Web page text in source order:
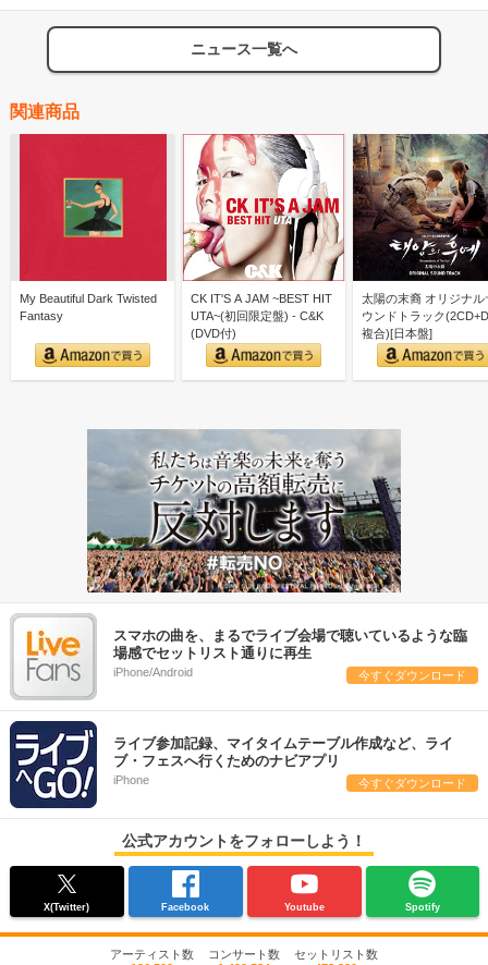
ニュース一覧へ
関連商品
My Beautiful Dark Twisted
Fantasy
CK IT'S A JAM ~BEST HIT
UTA~(初回限定盤) - C&K
(DVD付)
太陽の末裔 オリジナル
ウンドトラック
複合)[日本盤]
スマホの曲を、まるでライブ会場で聴いているような臨
場感でセットリスト通りに再生
iPhone/Android 今すぐダウンロード
ライブ参加記録、マイタイムテーブル作成など、ライ
ブ・フェスへ行くためのナビアプリ
iPhone 今すぐダウンロード
公式アカウントをフォローしよう！
X(Twitter) Facebook Youtube Spotify
アーティスト数
コンサート数
セットリスト数